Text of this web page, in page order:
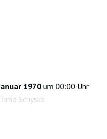
1970um 00:00 Uhr
Schyska